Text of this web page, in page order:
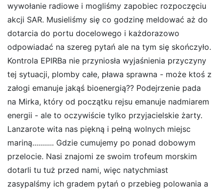
wywołanie radiowe i mogliśmy zapobiec rozpoczęciu
akcji SAR. Musieliśmy się co godzinę meldować aż do
dotarcia do portu docelowego i każdorazowo
odpowiadać na szereg pytań ale na tym się skończyło.
Kontrola EPIRBa nie przyniosła wyjaśnienia przyczyny
tej sytuacji, plomby całe, pława sprawna - może ktoś z
załogi emanuje jakąś bioenergią?? Podejrzenie pada
na Mirka, który od początku rejsu emanuje nadmiarem
energii - ale to oczywiście tylko przyjacielskie żarty.
Lanzarote wita nas piękną i pełną wolnych miejsc
mariną........... Gdzie cumujemy po ponad dobowym
przelocie. Nasi znajomi ze swoim trofeum morskim
dotarli tu tuż przed nami, więc natychmiast
zasypalśmy ich gradem pytań o przebieg polowania a